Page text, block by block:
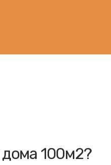
100м2?